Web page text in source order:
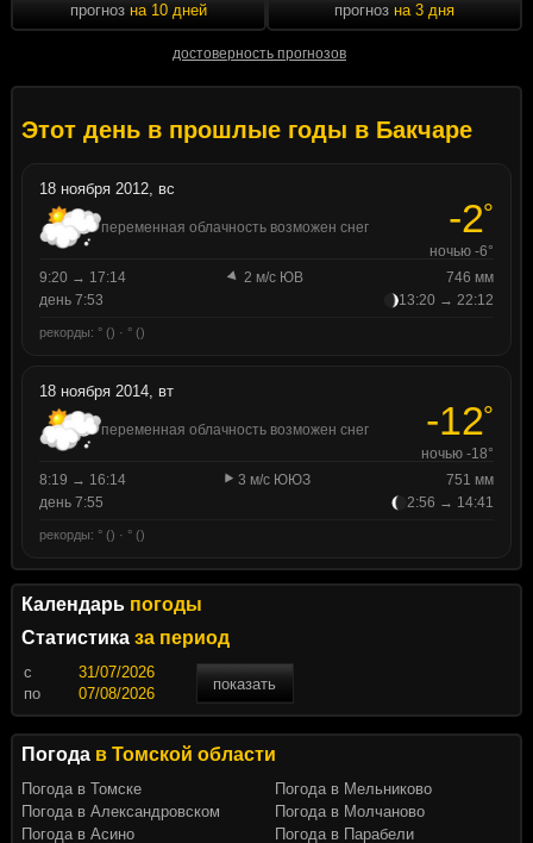
прогноз на 10 дней
достоверность прогнозов
прогноз на 3 дня
Этот день в прошлые годы в Бакчаре
18 ноября 2012, вс
переменная облачность возможен снег -2°
ночью -6°
9:20 → 17:14
2 м/с ЮВ
746 мм
день 7:53
13:20 → 22:12
рекорды: ° () · ° ()
18 ноября 2014, вт
переменная облачность возможен снег -12°
ночью -18°
8:19 → 16:14
3 м/с ЮЮЗ
751 мм
день 7:55
2:56 → 14:41
рекорды: ° () · ° ()
Календарь погоды
Статистика за период
c
показать
по
Погода в Томской области
Погода в Томске
Погода в Александровском
Погода в Асино
Погода в Мельниково
Погода в Молчаново
Погода в Парабели